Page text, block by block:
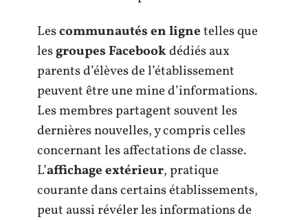
Lescommunautés en lignetelles que
lesgroupes Facebookdédiés aux
parents d’élèves de l’établissement
peuvent être une mine d’informations.
Les membres partagent souvent les
dernières nouvelles, y compris celles
concernant les affectations de classe.
L’affichage extérieur, pratique
courante dans certains établissements,
peut aussi révéler les informations de